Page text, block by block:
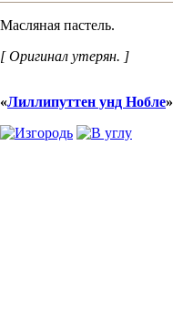
Масляная пастель.
[ Оригинал утерян. ]
«Лиллипуттен унд Нобле»